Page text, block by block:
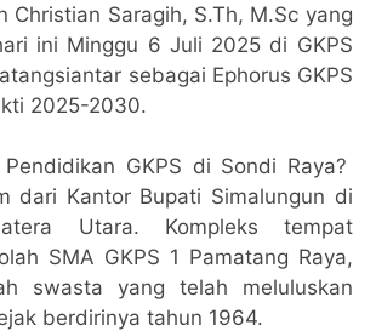
Christian Saragih, S.Th, M.Sc yang
ini Minggu 6 Juli 2025 di GKPS
sebagai Ephorus GKPS
2025-2030.
GKPS di Sondi Raya?
dari Kantor Bupati Simalungun di
Utara. Kompleks tempat
SMA GKPS 1 Pamatang Raya,
swasta yang telah meluluskan
berdirinya tahun 1964.